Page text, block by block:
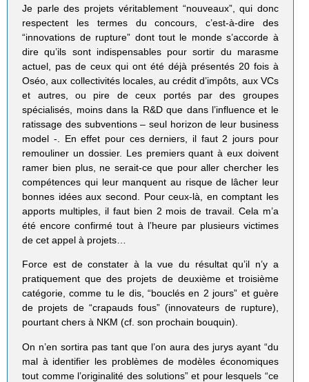
Je parle des projets véritablement “nouveaux”, qui donc
respectent les termes du concours, c’est-à-dire des
“innovations de rupture” dont tout le monde s’accorde à
dire qu’ils sont indispensables pour sortir du marasme
actuel, pas de ceux qui ont été déjà présentés 20 fois à
Oséo, aux collectivités locales, au crédit d’impôts, aux VCs
et autres, ou pire de ceux portés par des groupes
spécialisés, moins dans la R&D que dans l’influence et le
ratissage des subventions – seul horizon de leur business
model -. En effet pour ces derniers, il faut 2 jours pour
remouliner un dossier. Les premiers quant à eux doivent
ramer bien plus, ne serait-ce que pour aller chercher les
compétences qui leur manquent au risque de lâcher leur
bonnes idées aux second. Pour ceux-là, en comptant les
apports multiples, il faut bien 2 mois de travail. Cela m’a
été encore confirmé tout à l’heure par plusieurs victimes
de cet appel à projets…
Force est de constater à la vue du résultat qu’il n’y a
pratiquement que des projets de deuxième et troisième
catégorie, comme tu le dis, “bouclés en 2 jours” et guère
de projets de “crapauds fous” (innovateurs de rupture),
pourtant chers à NKM (cf. son prochain bouquin).
On n’en sortira pas tant que l’on aura des jurys ayant “du
mal à identifier les problèmes de modèles économiques
tout comme l’originalité des solutions” et pour lesquels “ce